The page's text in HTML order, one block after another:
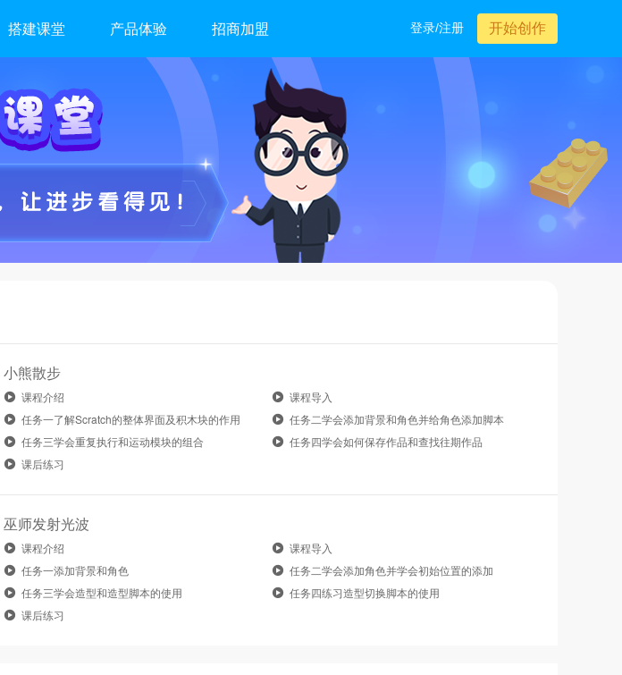
搭建课堂 产品体验 招商加盟 登录/注册 开始创作
小熊散步
课程介绍
课程导入
任务一了解Scratch的整体界面及积木块的作用
任务二学会添加背景和角色并给角色添加脚本
任务三学会重复执行和运动模块的组合
任务四学会如何保存作品和查找往期作品
课后练习
巫师发射光波
课程介绍
课程导入
任务一添加背景和角色
任务二学会添加角色并学会初始位置的添加
任务三学会造型和造型脚本的使用
任务四练习造型切换脚本的使用
课后练习